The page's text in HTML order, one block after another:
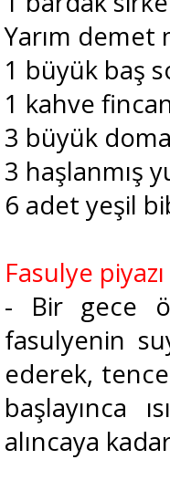
Yarım demet
1 büyük baş
1 kahve
3 büyük
3 haşlanmış
6 adet yeşil
Fasulye
- Bir gece
fasulyenin
ederek,
başlayınca
alıncaya